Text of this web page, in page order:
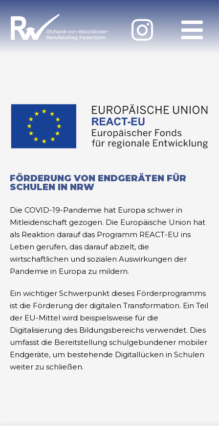
FÖRDERUNG VON ENDGERÄTEN FÜR
SCHULEN IN NRW
Die COVID-19-Pandemie hat Europa schwer in
Mitleidenschaft gezogen. Die Europäische Union hat
als Reaktion darauf das Programm REACT-EU ins
Leben gerufen, das darauf abzielt, die
wirtschaftlichen und sozialen Auswirkungen der
Pandemie in Europa zu mildern.
Ein wichtiger Schwerpunkt dieses Förderprogramms
ist die Förderung der digitalen Transformation. Ein Teil
der EU-Mittel wird beispielsweise für die
Digitalisierung des Bildungsbereichs verwendet. Dies
umfasst die Bereitstellung schulgebundener mobiler
Endgeräte, um bestehende Digitallücken in Schulen
weiter zu schließen.